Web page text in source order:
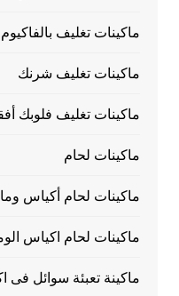
ماكينات تغليف بالفاكيوم
ماكينات تغليف شرنك
ماكينات تغليف فلوبك
ماكينات لحام
ماكينات لحام أكياس
ماكينات لحام اكياس
ماكينة تعبئة سوائل فى